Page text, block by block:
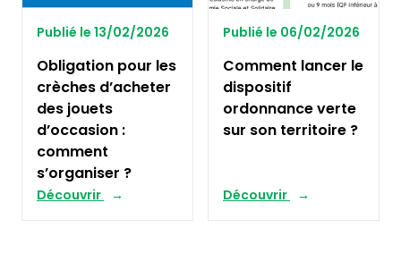
Publié le 13/02/2026
Obligation pour les
crèches d’acheter
des jouets
d’occasion :
comment
s’organiser ?
Découvrir
Publié le 06/02/2026
Comment lancer le
dispositif
ordonnance verte
sur son territoire ?
Découvrir